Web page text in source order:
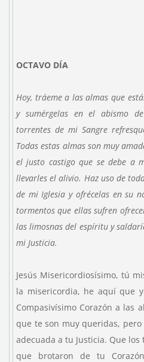
OCTAVO DÍA
Hoy, tráeme a las almas que
y sumérgelas en el abismo
torrentes de mi Sangre
Todas estas almas son muy
el justo castigo que se debe a
llevarles el alivio. Haz uso de
de mi Iglesia y ofrécelas en su
tormentos que ellas sufren
las limosnas del espíritu y
mi Justicia.
Jesús Misericordiosísimo, tú
la misericordia, he aquí que
Compasivísimo Corazón a las
que te son muy queridas,
adecuada a tu Justicia. Que
que brotaron de tu